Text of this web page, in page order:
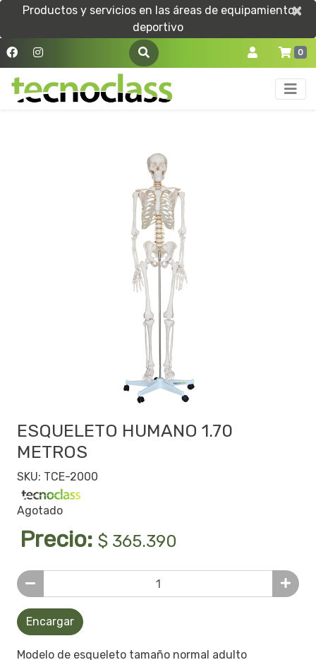
Productos y servicios en las áreas de equipamiento
deportivo
×
×
0
ESQUELETO HUMANO 1.70
METROS
SKU: TCE-2000
Agotado
Precio: $ 365.390
Encargar
Modelo de esqueleto tamaño normal adulto